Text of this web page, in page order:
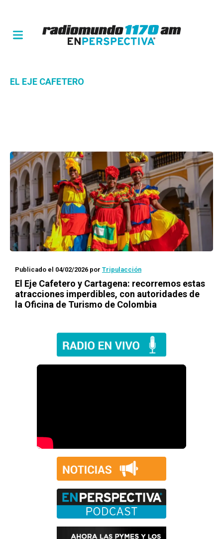
EL EJE CAFETERO
Publicado el 04/02/2026 por Tripulacción
El Eje Cafetero y Cartagena: recorremos estas
atracciones imperdibles, con autoridades de
la Oficina de Turismo de Colombia